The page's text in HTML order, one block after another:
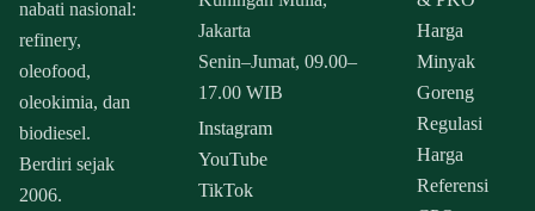
nabati nasional:
refinery,
oleofood,
oleokimia, dan
biodiesel.
Berdiri sejak
2006.
Jakarta
Senin–Jumat, 09.00–
17.00 WIB
Instagram
YouTube
TikTok
Harga
Minyak
Goreng
Regulasi
Harga
Referensi